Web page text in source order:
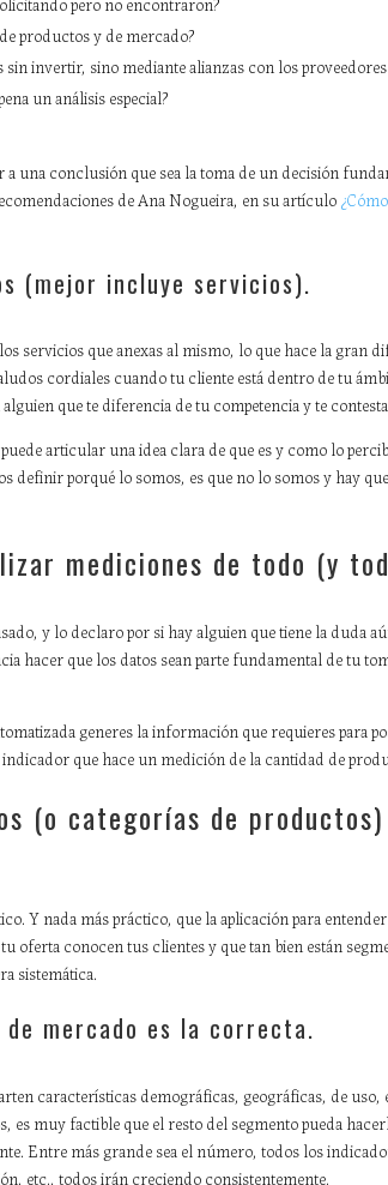
productos y de mercado?
invertir, sino mediante alianzas con los
un análisis especial?
una conclusión que sea la toma de un decisión
de Ana Nogueira, en su artículo
(mejor incluye servicios).
servicios que anexas al mismo, lo que hace la gran
cordiales cuando tu cliente está dentro de tu
que te diferencia de tu competencia y te
articular una idea clara de que es y como lo
definir porqué lo somos, es que no lo somos y hay
mediciones de todo (y
y lo declaro por si hay alguien que tiene la duda
hacer que los datos sean parte fundamental de tu
generes la información que requieres para
que hace un medición de la cantidad de
(o categorías de
Y nada más práctico, que la aplicación para
oferta conocen tus clientes y que tan bien están
sistemática.
mercado es la correcta.
características demográficas, geográficas, de
es muy factible que el resto del segmento pueda
Entre más grande sea el número, todos los
etc., todos irán creciendo consistentemente.